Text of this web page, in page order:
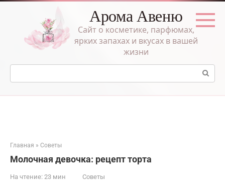
Перейти
Арома Авеню
Сайт о косметике, парфюмах,
ярких запахах и вкусах в вашей
жизни
Поиск:
Главная » Советы
Молочная девочка: рецепт торта
На чтение: 23 мин Советы